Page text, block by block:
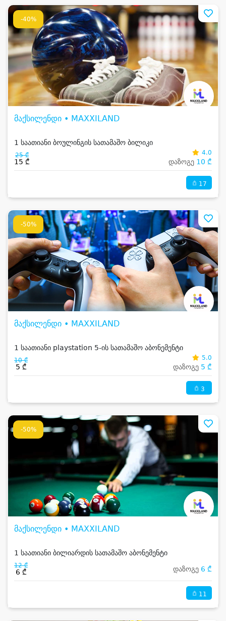
-40%
მაქსილენდი • MAXXILAND
1 საათიანი ბოულინგის სათამაშო ბილიკი
25 ₾
15 ₾
4.0
დაზოგე 10 ₾
17
-50%
მაქსილენდი • MAXXILAND
1 საათიანი playstation 5-ის სათამაშო აბონემენტი
10 ₾
5 ₾
5.0
დაზოგე 5 ₾
3
-50%
მაქსილენდი • MAXXILAND
1 საათიანი ბილიარდის სათამაშო აბონემენტი
12 ₾
6 ₾ დაზოგე 6 ₾
11